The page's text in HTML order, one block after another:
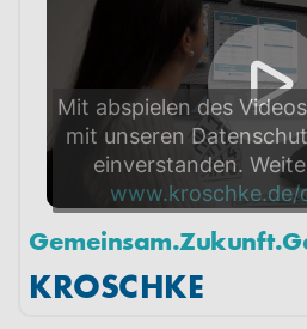
KROSCHKE
Mit abspielen des
mit unseren
einverstanden.
www.kroschke.de/